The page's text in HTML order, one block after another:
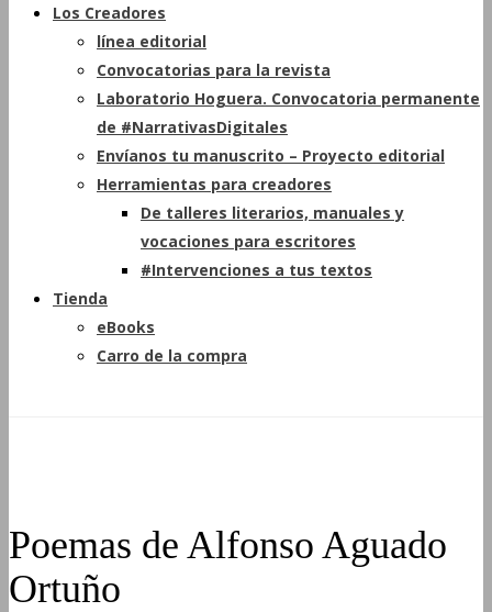
Los Creadores
línea editorial
Convocatorias para la revista
Laboratorio Hoguera. Convocatoria permanente
de #NarrativasDigitales
Envíanos tu manuscrito – Proyecto editorial
Herramientas para creadores
De talleres literarios, manuales y
vocaciones para escritores
#Intervenciones a tus textos
Tienda
eBooks
Carro de la compra
Poemas de Alfonso Aguado
Ortuño